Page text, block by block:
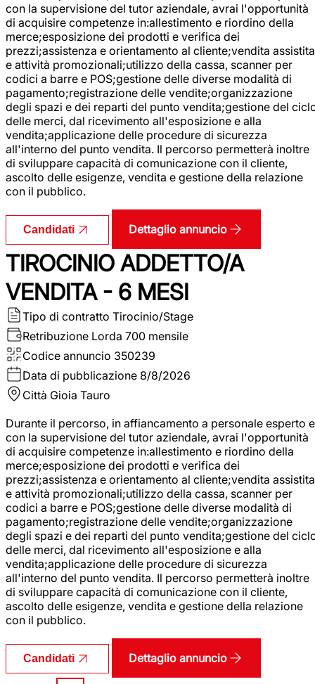
con la supervisione del tutor aziendale, avrai l'opportunità
di acquisire competenze in:allestimento e riordino della
merce;esposizione dei prodotti e verifica dei
prezzi;assistenza e orientamento al cliente;vendita assistita
e attività promozionali;utilizzo della cassa, scanner per
codici a barre e POS;gestione delle diverse modalità di
pagamento;registrazione delle vendite;organizzazione
degli spazi e dei reparti del punto vendita;gestione del
delle merci, dal ricevimento all'esposizione e alla
vendita;applicazione delle procedure di sicurezza
all'interno del punto vendita. Il percorso permetterà inoltre
di sviluppare capacità di comunicazione con il cliente,
ascolto delle esigenze, vendita e gestione della relazione
con il pubblico.
Candidati Dettaglio annuncio
TIROCINIO ADDETTO/A
VENDITA - 6 MESI
Tipo di contratto Tirocinio/Stage
Retribuzione Lorda 700 mensile
Codice annuncio 350239
Data di pubblicazione 8/8/2026
Città Gioia Tauro
Durante il percorso, in affiancamento a personale esperto e
con la supervisione del tutor aziendale, avrai l'opportunità
di acquisire competenze in:allestimento e riordino della
merce;esposizione dei prodotti e verifica dei
prezzi;assistenza e orientamento al cliente;vendita assistita
e attività promozionali;utilizzo della cassa, scanner per
codici a barre e POS;gestione delle diverse modalità di
pagamento;registrazione delle vendite;organizzazione
degli spazi e dei reparti del punto vendita;gestione del
delle merci, dal ricevimento all'esposizione e alla
vendita;applicazione delle procedure di sicurezza
all'interno del punto vendita. Il percorso permetterà inoltre
di sviluppare capacità di comunicazione con il cliente,
ascolto delle esigenze, vendita e gestione della relazione
con il pubblico.
Candidati Dettaglio annuncio